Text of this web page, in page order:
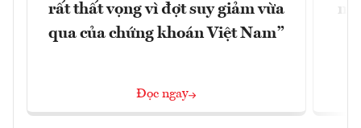
rất thất vọng vì đợt suy giảm vừa
qua của chứng khoán Việt Nam”
Đọc ngay